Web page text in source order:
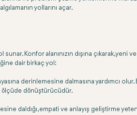
yollarını açar.
Konfor alanınızın dışına çıkarak, yeni
dair birkaç yol:
derinlemesine dalmasına yardımcı
ölçüde dönüştürücüdür.
daldığı, empati ve anlayış geliştirme